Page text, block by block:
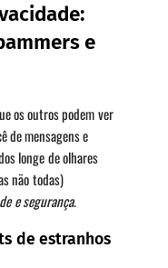
e
os outros podem ver
de mensagens e
longe de olhares
não todas)
e segurança.
de estranhos